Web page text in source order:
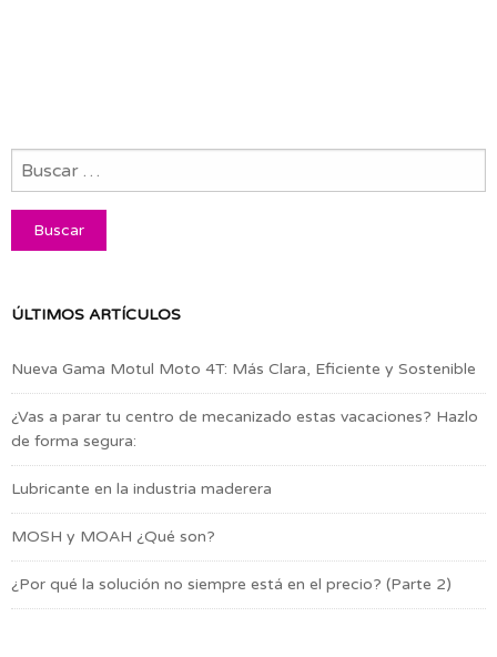
ÚLTIMOS ARTÍCULOS
Nueva Gama Motul Moto 4T: Más Clara, Eficiente y Sostenible
¿Vas a parar tu centro de mecanizado estas vacaciones? Hazlo
de forma segura:
Lubricante en la industria maderera
MOSH y MOAH ¿Qué son?
¿Por qué la solución no siempre está en el precio? (Parte 2)